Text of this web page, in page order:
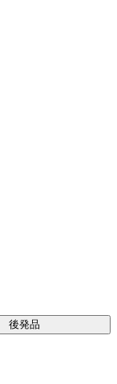
後発品